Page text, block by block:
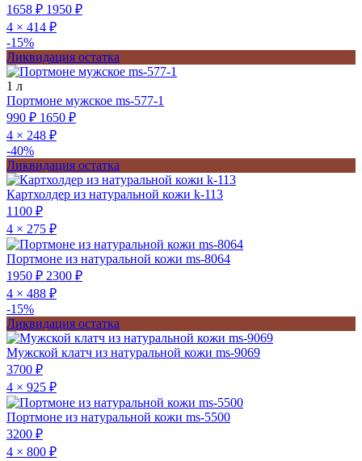
1658 ₽ 1950 ₽
4 × 414 ₽
-15%
Ликвидация остатка
1 л
Портмоне мужское ms-577-1
990 ₽ 1650 ₽
4 × 248 ₽
-40%
Ликвидация остатка
Картхолдер из натуральной кожи k-113
1100 ₽
4 × 275 ₽
Портмоне из натуральной кожи ms-8064
1950 ₽ 2300 ₽
4 × 488 ₽
-15%
Ликвидация остатка
Мужской клатч из натуральной кожи ms-9069
3700 ₽
4 × 925 ₽
Портмоне из натуральной кожи ms-5500
3200 ₽
4 × 800 ₽